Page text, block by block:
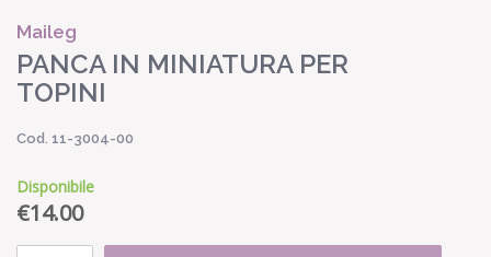
Maileg
PANCA IN MINIATURA PER
TOPINI
Cod. 11-3004-00
Disponibile
€14.00